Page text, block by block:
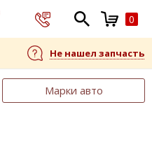
0
Не нашел запчасть
Марки авто